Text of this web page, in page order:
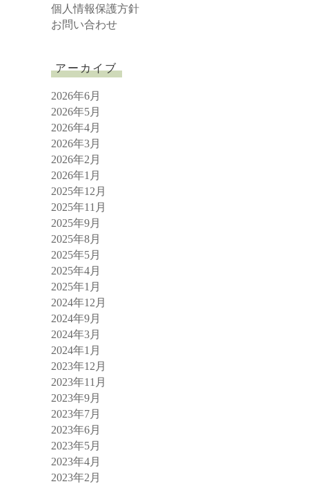
個人情報保護方針
お問い合わせ
アーカイブ
2026年6月
2026年5月
2026年4月
2026年3月
2026年2月
2026年1月
2025年12月
2025年11月
2025年9月
2025年8月
2025年5月
2025年4月
2025年1月
2024年12月
2024年9月
2024年3月
2024年1月
2023年12月
2023年11月
2023年9月
2023年7月
2023年6月
2023年5月
2023年4月
2023年2月